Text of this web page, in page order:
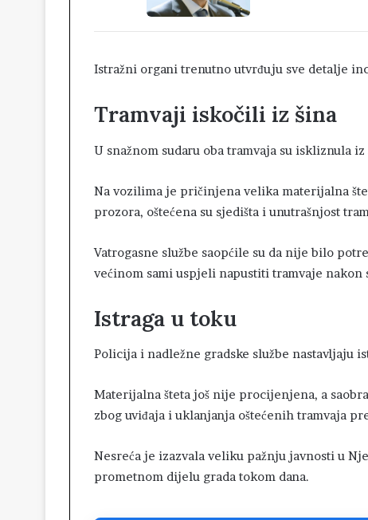
Istražni organi trenutno utvrđuju sve detalje
Tramvaji iskočili iz šina
U snažnom sudaru oba tramvaja su iskliznula iz
Na vozilima je pričinjena velika materijalna
prozora, oštećena su sjedišta i unutrašnjost
Vatrogasne službe saopćile su da nije bilo
većinom sami uspjeli napustiti tramvaje nakon
Istraga u toku
Policija i nadležne gradske službe nastavljaju
Materijalna šteta još nije procijenjena, a
zbog uviđaja i uklanjanja oštećenih tramvaja
Nesreća je izazvala veliku pažnju javnosti u
prometnom dijelu grada tokom dana.